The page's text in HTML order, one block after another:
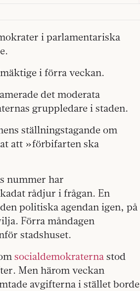
i parlamentariska
i förra veckan.
det moderata
gruppledare i staden.
ställningstagande om
att »förbifarten ska
nummer har
rådjur i frågan. En
politiska agendan igen, på
Förra måndagen
stadshuset.
socialdemokraterna stod
Men härom veckan
avgifterna i stället borde